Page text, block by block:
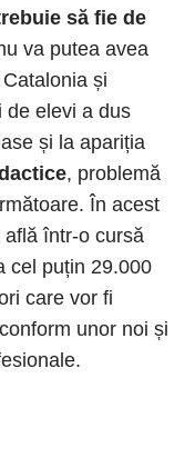
să fie de
va putea avea
și
de elevi a dus
și la apariția
, problemă
În acest
într-o cursă
cel puțin 29.000
care vor fi
unor noi și